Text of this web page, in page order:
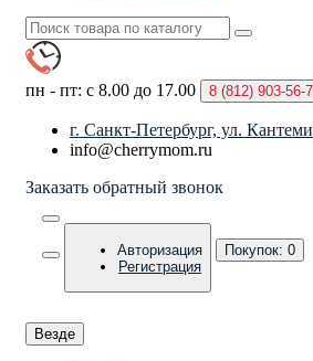
пн - пт: с 8.00 до 17.00 8 (812) 903-56-
г. Санкт-Петербург, ул.
info@cherrymom.ru
Заказать обратный звонок
Авторизация
Регистрация
Покупок: 0
Везде